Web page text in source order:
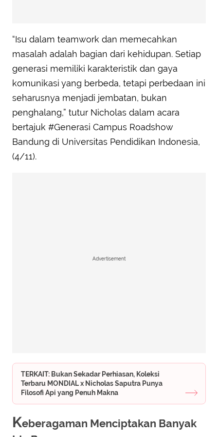
“Isu dalam teamwork dan memecahkan
masalah adalah bagian dari kehidupan. Setiap
generasi memiliki karakteristik dan gaya
komunikasi yang berbeda, tetapi perbedaan ini
seharusnya menjadi jembatan, bukan
penghalang,” tutur Nicholas dalam acara
bertajuk #Generasi Campus Roadshow
Bandung di Universitas Pendidikan Indonesia,
(4/11).
Advertisement
TERKAIT: Bukan Sekadar Perhiasan, Koleksi
Terbaru MONDIAL x Nicholas Saputra Punya
Filosofi Api yang Penuh Makna
Keberagaman Menciptakan Banyak